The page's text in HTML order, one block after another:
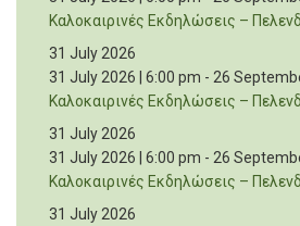
Καλοκαιρινές Εκδηλώσεις –
31 July 2026
31 July 2026 | 6:00 pm - 26
Καλοκαιρινές Εκδηλώσεις –
31 July 2026
31 July 2026 | 6:00 pm - 26
Καλοκαιρινές Εκδηλώσεις –
31 July 2026